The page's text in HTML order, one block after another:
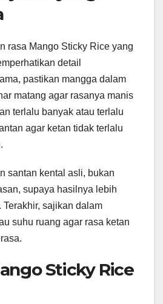
rasa Mango Sticky Rice yang
detail
pastikan mangga dalam
matang agar rasanya manis
terlalu banyak atau terlalu
agar ketan tidak terlalu
santan kental asli, bukan
supaya hasilnya lebih
sajikan dalam
suhu ruang agar rasa ketan
Sticky Rice